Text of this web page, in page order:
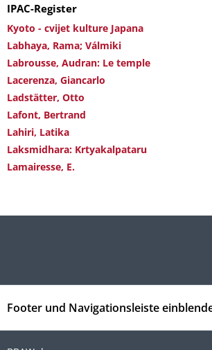
IPAC-Register
Kyoto - cvijet kulture Japana
Labhaya, Rama; Válmiki
Labrousse, Audran: Le temple
Lacerenza, Giancarlo
Ladstätter, Otto
Lafont, Bertrand
Lahiri, Latika
Laksmidhara: Krtyakalpataru
Lamairesse, E.
Footer und Navigationsleiste